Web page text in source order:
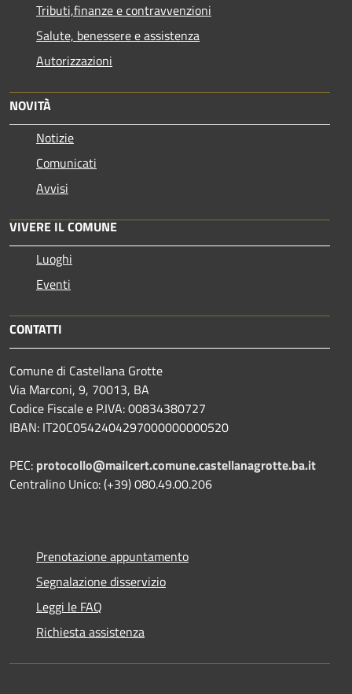
Tributi,finanze e contravvenzioni
Salute, benessere e assistenza
Autorizzazioni
NOVITÀ
Notizie
Comunicati
Avvisi
VIVERE IL COMUNE
Luoghi
Eventi
CONTATTI
Comune di Castellana Grotte
Via Marconi, 9, 70013, BA
Codice Fiscale e P.IVA: 00834380727
IBAN: IT20C0542404297000000000520
PEC: protocollo@mailcert.comune.castellanagrotte.ba.it
Centralino Unico: (+39) 080.49.00.206
Prenotazione appuntamento
Segnalazione disservizio
Leggi le FAQ
Richiesta assistenza